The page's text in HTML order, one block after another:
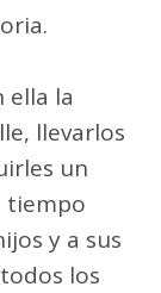
ella la
llevarlos
un
tiempo
y a sus
los